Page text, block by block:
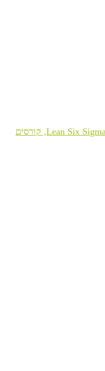
האקדמיה הדיגיטלית – הסמכות Lean Six Sigma, קורסים